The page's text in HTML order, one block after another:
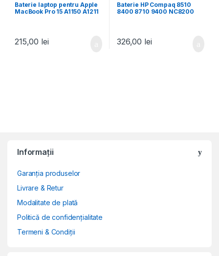
Baterie laptop pentru Apple
MacBook Pro 15 A1150 A1211
215,00 lei
Baterie HP Compaq 8510
8400 8710 9400 NC8200
NX9420
326,00 lei
Informații
Garanția produselor
Livrare & Retur
Modalitate de plată
Politică de confidențialitate
Termeni & Condiții